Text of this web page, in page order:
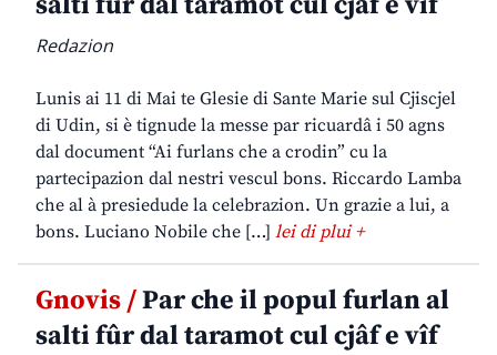
Redazion
Lunis ai 11 di Mai te Glesie di Sante Marie sul Cjiscjel
di Udin, si è tignude la messe par ricuardâ i 50 agns
dal document “Ai furlans che a crodin” cu la
partecipazion dal nestri vescul bons. Riccardo Lamba
che al à presiedude la celebrazion. Un grazie a lui, a
bons. Luciano Nobile che […] lei di plui +
Gnovis /Par che il popul furlan al
salti fûr dal taramot cul cjâf e vîf